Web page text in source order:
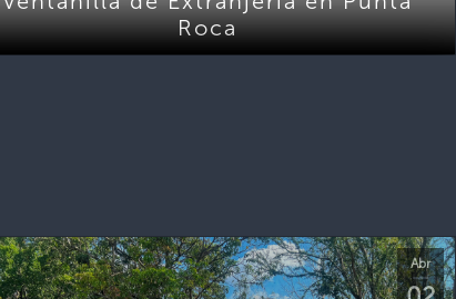
Roca
Abr